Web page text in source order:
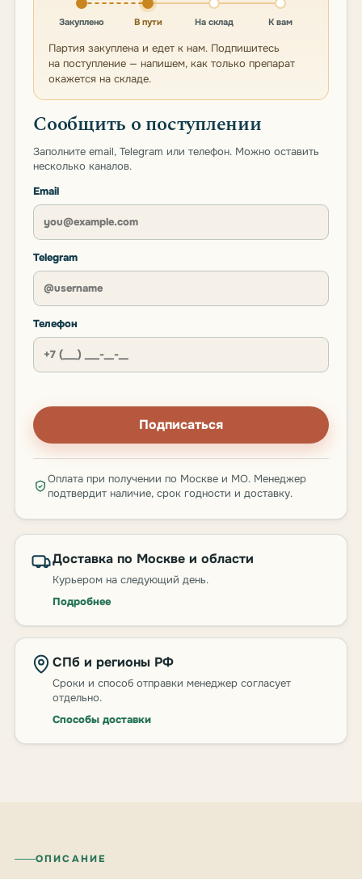
Закуплено В пути На склад К вам
Партия закуплена и едет к нам. Подпишитесь
на поступление — напишем, как только препарат
окажется на складе.
Сообщить о поступлении
Заполните email, Telegram или телефон. Можно оставить
несколько каналов.
Email
Telegram
Телефон
Подписаться
Оплата при получении по Москве и МО. Менеджер
подтвердит наличие, срок годности и доставку.
Доставка по Москве и области
Курьером на следующий день.
Подробнее
СПб и регионы РФ
Сроки и способ отправки менеджер согласует
отдельно.
Способы доставки
ОПИСАНИЕ